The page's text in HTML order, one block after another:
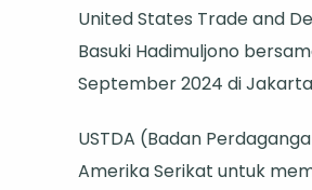
United States Trade and
Basuki Hadimuljono
September 2024 di
USTDA (Badan
Amerika Serikat untuk